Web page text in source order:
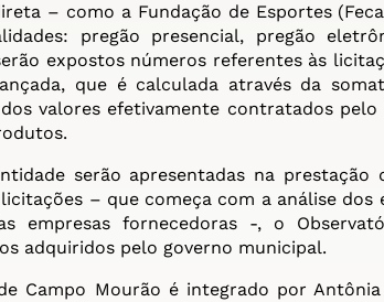
– como a Fundação de Esportes
pregão presencial, pregão
expostos números referentes às
que é calculada através da
valores efetivamente contratados
serão apresentadas na prestação
– que começa com a análise dos
empresas fornecedoras -, o
adquiridos pelo governo municipal.
Campo Mourão é integrado por